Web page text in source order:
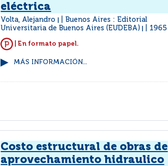
eléctrica
Volta, Alejandro
Buenos Aires : Editorial
Universitaria de Buenos Aires (EUDEBA)
1965
| En formato papel.
MÁS INFORMACIÓN...
Costo estructural de obras de
aprovechamiento hidraulico